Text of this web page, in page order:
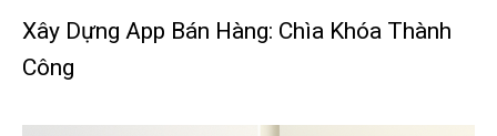
Xây Dựng App Bán Hàng: Chìa Khóa Thành
Công